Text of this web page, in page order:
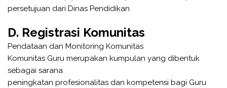
persetujuan dari Dinas Pendidikan
D. Registrasi Komunitas
Pendataan dan Monitoring Komunitas
Komunitas Guru merupakan kumpulan yang dibentuk
sebagai sarana
peningkatan profesionalitas dan kompetensi bagi Guru